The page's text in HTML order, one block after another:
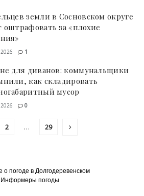
земли в Сосновском округе
оштрафовать за «плохие
1
для диванов: коммунальщики
как складировать
мусор
0
2 … 29
о погоде в Долгодеревенском
Информеры погоды